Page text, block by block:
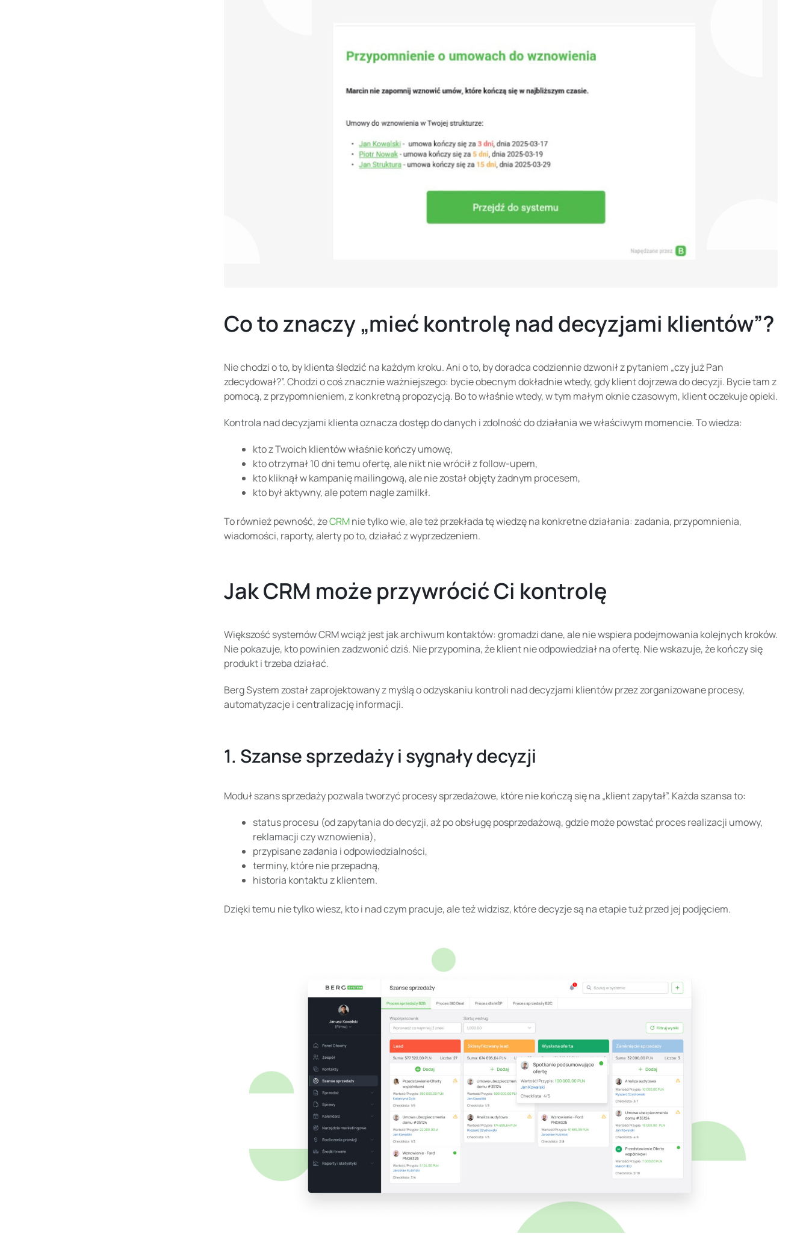
Co to znaczy „mieć kontrolę nad decyzjami klientów”?
Nie chodzi o to, by klienta śledzić na każdym kroku. Ani o to, by doradca codziennie dzwonił z pytaniem „czy już Pan
zdecydował?”. Chodzi o coś znacznie ważniejszego: bycie obecnym dokładnie wtedy, gdy klient dojrzewa do decyzji. Bycie tam z
pomocą, z przypomnieniem, z konkretną propozycją. Bo to właśnie wtedy, w tym małym oknie czasowym, klient oczekuje opieki.
Kontrola nad decyzjami klienta oznacza dostęp do danych i zdolność do działania we właściwym momencie. To wiedza:
kto z Twoich klientów właśnie kończy umowę,
kto otrzymał 10 dni temu ofertę, ale nikt nie wrócił z follow-upem,
kto kliknął w kampanię mailingową, ale nie został objęty żadnym procesem,
kto był aktywny, ale potem nagle zamilkł.
To również pewność, żeCRMnie tylko wie, ale też przekłada tę wiedzę na konkretne działania: zadania, przypomnienia,
wiadomości, raporty, alerty po to, działać z wyprzedzeniem.
Jak CRM może przywrócić Ci kontrolę
Większość systemów CRM wciąż jest jak archiwum kontaktów: gromadzi dane, ale nie wspiera podejmowania kolejnych kroków.
Nie pokazuje, kto powinien zadzwonić dziś. Nie przypomina, że klient nie odpowiedział na ofertę. Nie wskazuje, że kończy się
produkt i trzeba działać.
Berg System został zaprojektowany z myślą o odzyskaniu kontroli nad decyzjami klientów przez zorganizowane procesy,
automatyzacje i centralizację informacji.
1. Szanse sprzedaży i sygnały decyzji
Moduł szans sprzedaży pozwala tworzyć procesy sprzedażowe, które nie kończą się na „klient zapytał”. Każda szansa to:
status procesu (od zapytania do decyzji, aż po obsługę posprzedażową, gdzie może powstać proces realizacji umowy,
reklamacji czy wznowienia),
przypisane zadania i odpowiedzialności,
terminy, które nie przepadną,
historia kontaktu z klientem.
Dzięki temu nie tylko wiesz, kto i nad czym pracuje, ale też widzisz, które decyzje są na etapie tuż przed jej podjęciem.